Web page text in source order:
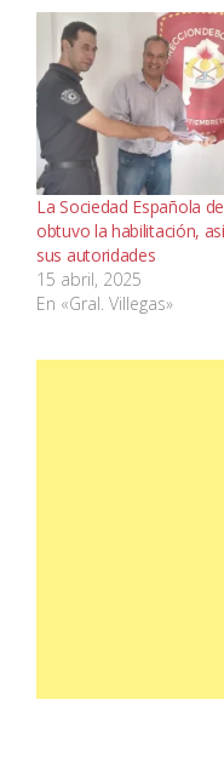
La Sociedad Española
obtuvo la habilitación,
sus autoridades
15 abril, 2025
En «Gral. Villegas»